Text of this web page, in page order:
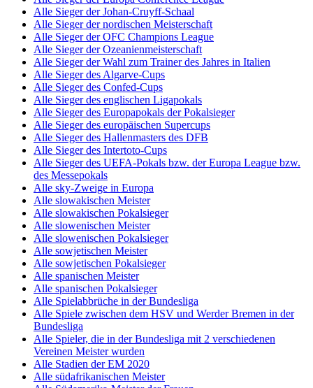
Alle Sieger der Johan-Cruyff-Schaal
Alle Sieger der nordischen Meisterschaft
Alle Sieger der OFC Champions League
Alle Sieger der Ozeanienmeisterschaft
Alle Sieger der Wahl zum Trainer des Jahres in Italien
Alle Sieger des Algarve-Cups
Alle Sieger des Confed-Cups
Alle Sieger des englischen Ligapokals
Alle Sieger des Europapokals der Pokalsieger
Alle Sieger des europäischen Supercups
Alle Sieger des Hallenmasters des DFB
Alle Sieger des Intertoto-Cups
Alle Sieger des UEFA-Pokals bzw. der Europa League bzw.
des Messepokals
Alle sky-Zweige in Europa
Alle slowakischen Meister
Alle slowakischen Pokalsieger
Alle slowenischen Meister
Alle slowenischen Pokalsieger
Alle sowjetischen Meister
Alle sowjetischen Pokalsieger
Alle spanischen Meister
Alle spanischen Pokalsieger
Alle Spielabbrüche in der Bundesliga
Alle Spiele zwischen dem HSV und Werder Bremen in der
Bundesliga
Alle Spieler, die in der Bundesliga mit 2 verschiedenen
Vereinen Meister wurden
Alle Stadien der EM 2020
Alle südafrikanischen Meister